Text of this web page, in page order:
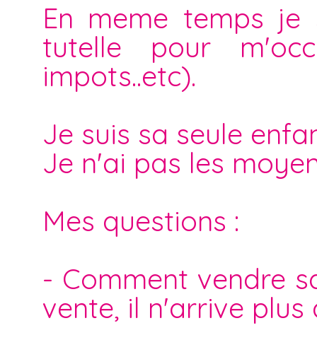
En meme temps
tutelle pour
impots..etc).
Je suis sa seule
Je n'ai pas les
Mes questions :
- Comment vendre
vente, il n'arrive plus